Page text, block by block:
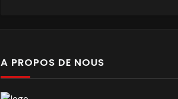
A PROPOS DE NOUS